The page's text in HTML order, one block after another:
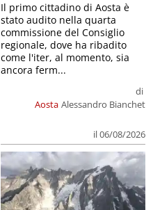
Aosta
di
Alessandro Bianchet
il 06/08/2026
Il primo cittadino di Aosta è
stato audito nella quarta
commissione del Consiglio
regionale, dove ha ribadito
come l'iter, al momento, sia
ancora ferm...